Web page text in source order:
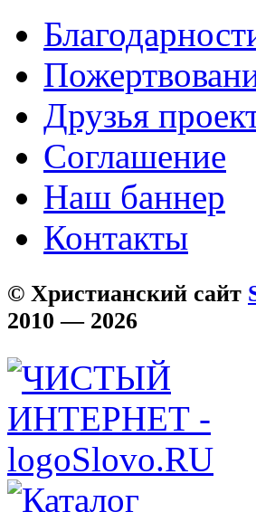
Друзья
Соглашение
Наш баннер
Контакты
© Христианский сайт
2010 — 2026